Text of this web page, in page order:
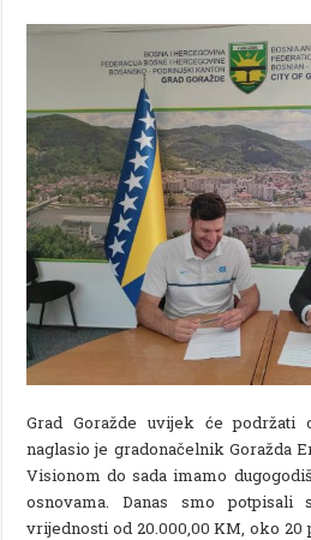
Grad Goražde uvijek će
naglasio je gradonačelnik Goražda
Visionom do sada imamo
osnovama. Danas smo
vrijednosti od 20.000,00 KM, oko